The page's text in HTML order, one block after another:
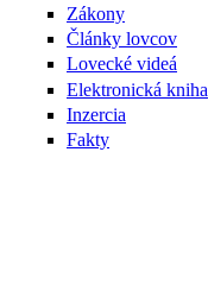
Zákony
Články lovcov
Lovecké videá
Elektronická kniha
Inzercia
Fakty